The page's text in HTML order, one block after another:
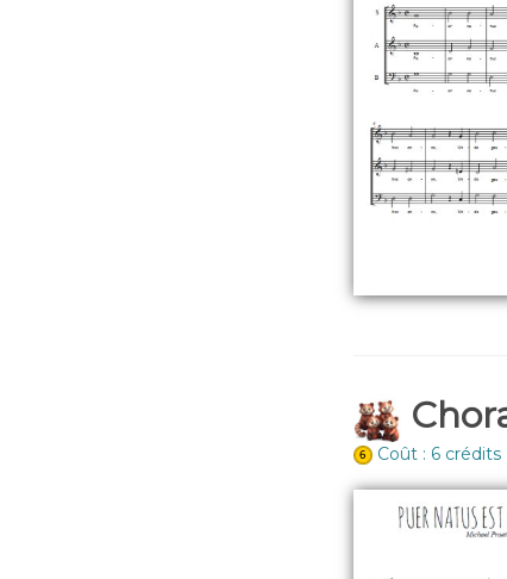
Coût : 6 crédits